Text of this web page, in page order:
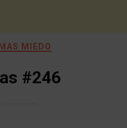
MIEDO
#246